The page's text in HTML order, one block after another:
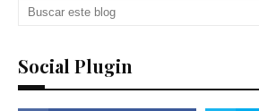
Social Plugin